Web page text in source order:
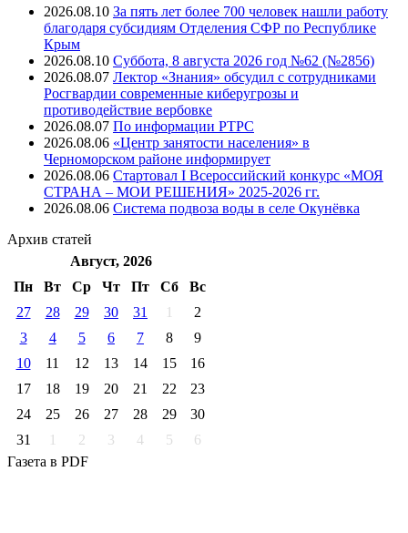
2026.08.10 За пять лет более 700 человек нашли работу
благодаря субсидиям Отделения СФР по Республике
Крым
2026.08.10 Суббота, 8 августа 2026 год №62 (№2856)
2026.08.07 Лектор «Знания» обсудил с сотрудниками
Росгвардии современные киберугрозы и
противодействие вербовке
2026.08.07 ⁠По информации РТРС
2026.08.06 «Центр занятости населения» в
Черноморском районе информирует
2026.08.06 Стартовал I Всероссийский конкурс «МОЯ
СТРАНА – МОИ РЕШЕНИЯ» 2025-2026 гг.
2026.08.06 Система подвоза воды в селе Окунёвка
Архив статей
Август, 2026
Пн
Вт Ср Чт Пт Cб
Вс
27
28 29 30 31 1
2
3
4 5 6 7 8
9
10
11 12 13 14 15
16
17
18 19 20 21 22
23
24
25 26 27 28 29
30
31
1 2 3 4 5
6
Газета в PDF